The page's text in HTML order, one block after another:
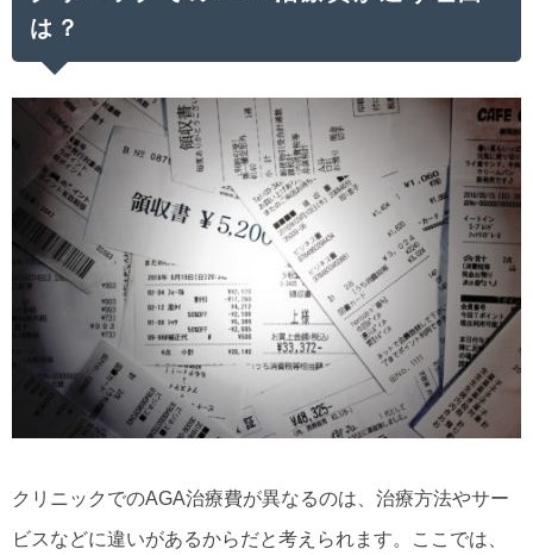
は？
クリニックでのAGA治療費が異なるのは、治療方法やサー
ビスなどに違いがあるからだと考えられます。ここでは、